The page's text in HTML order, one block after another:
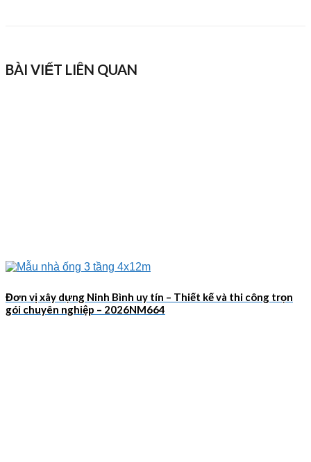
BÀI VIẾT LIÊN QUAN
Đơn vị xây dựng Ninh Bình uy tín – Thiết kế và thi công trọn
gói chuyên nghiệp – 2026NM664